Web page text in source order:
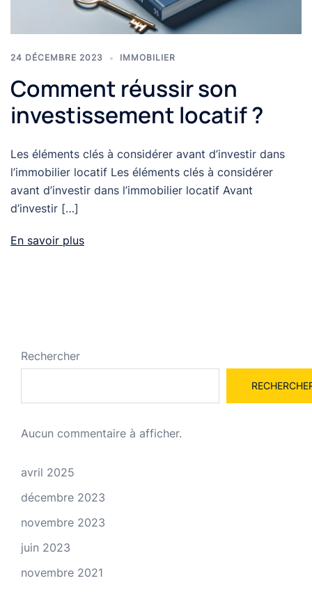
24 DÉCEMBRE 2023 IMMOBILIER
Comment réussir son
investissement locatif ?
Les éléments clés à considérer avant d’investir dans
l’immobilier locatif Les éléments clés à considérer
avant d’investir dans l’immobilier locatif Avant
d’investir […]
En savoir plus
Rechercher
Aucun commentaire à afficher.
avril 2025
décembre 2023
novembre 2023
juin 2023
novembre 2021